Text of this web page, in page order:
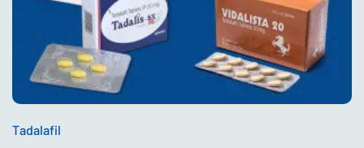
Tadalafil